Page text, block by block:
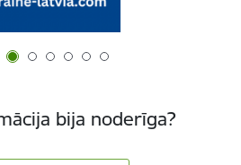
bija noderīga?